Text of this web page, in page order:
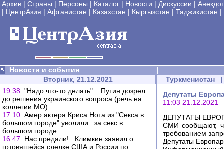
Архив | Страны | Персоны | Каталог | Новости | Дискуссии |
| ЦентрАзия | Афганистан | Казахстан | Кыргызстан | Таджикистан |
Новости и события
|
Вторник, 21.12.2021
19:38 "Надо что-то делать"... Путин дозрел
до решения украинского вопроса (речь на
коллегии МО)
17:10 Амер актера Криса Нота из "Секса в
большом городе" уволили.. за секс в
большом городе
16:47
Нас предали!.. Климкин заявил о
готовящейся сделке США и России по
Туркменистан |
Депутаты
11:03 21.12.2021
ДЕПУТАТЫ
СМИ сообщают,
требованием
Депутаты